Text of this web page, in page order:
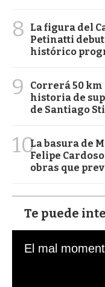
8
La figura del
Petinatti
histórico
9
Correrá 50 km
historia de
de Santiago
10La basura de
Felipe
obras que
Te puede